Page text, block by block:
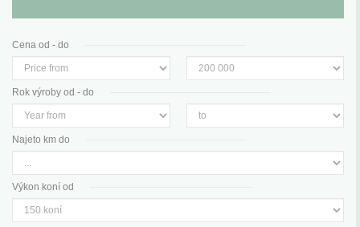
Cena od - do
Rok výroby od - do
Najeto km do
Výkon koní od